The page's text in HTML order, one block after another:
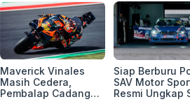
Maverick Vinales
Masih Cedera,
Pembalap Cadangan
Siap Berburu
SAV Motor
Resmi Ungkap